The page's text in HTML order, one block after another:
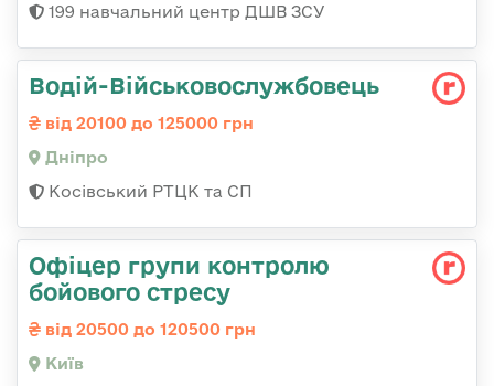
199 навчальний центр ДШВ ЗСУ
Водій-Військовослужбовець
від 20100 до 125000 грн
Дніпро
Косівський РТЦК та СП
Офіцер групи контролю
бойового стресу
від 20500 до 120500 грн
Київ